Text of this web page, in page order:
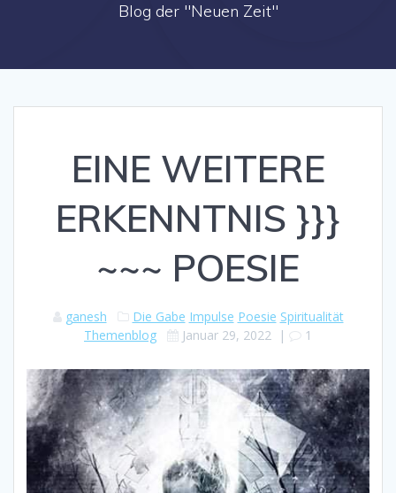
Blog der "Neuen Zeit"
EINE WEITERE
ERKENNTNIS }}}
~~~ POESIE
ganesh Die Gabe Impulse Poesie Spiritualität
Themenblog
Januar 29, 2022 | 1